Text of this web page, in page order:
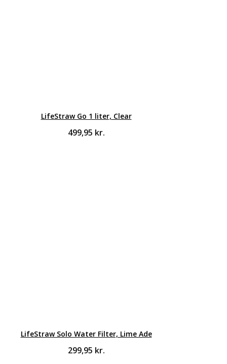
LifeStraw Go 1 liter, Clear
499,95 kr.
LifeStraw Solo Water Filter, Lime Ade
299,95 kr.